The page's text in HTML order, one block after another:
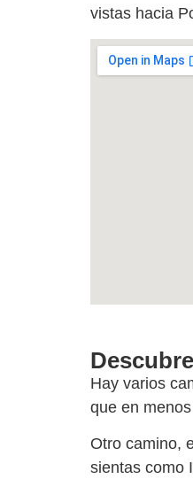
vistas hacia
Hay varios
que en
Otro camino,
sientas como